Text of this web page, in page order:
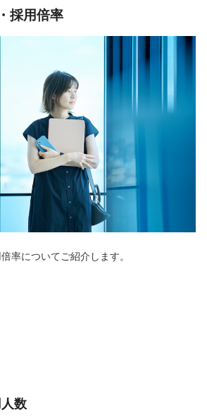
採用倍率
率についてご紹介します。
数